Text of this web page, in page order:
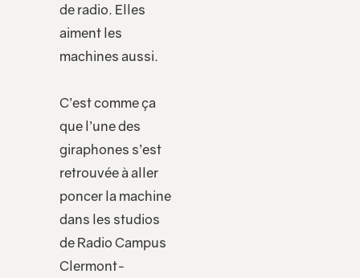
de radio. Elles
aiment les
machines aussi.
C’est comme ça
que l’une des
giraphones s’est
retrouvée à aller
poncer la machine
dans les studios
de Radio Campus
Clermont-